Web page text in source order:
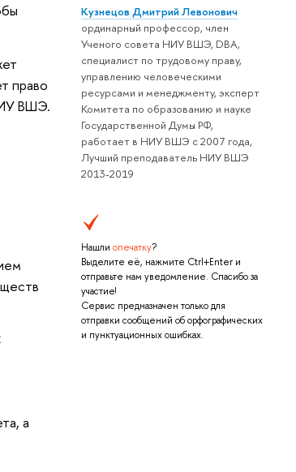
Кузнецов Дмитрий Левонович
ординарный профессор, член
Ученого совета НИУ ВШЭ, DBA,
специалист по трудовому праву,
управлению человеческими
ресурсами и менеджменту, эксперт
Комитета по образованию и науке
Государственной Думы РФ,
работает в НИУ ВШЭ с 2007 года,
Лучший преподаватель НИУ ВШЭ
2013-2019
Нашли опечатку?
Выделите её, нажмите Ctrl+Enter и
отправьте нам уведомление. Спасибо за
участие!
Сервис предназначен только для
отправки сообщений об орфографических
и пунктуационных ошибках.
право
ВШЭ.
а